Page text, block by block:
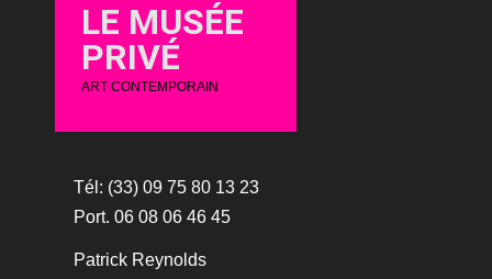
LE MUSÉE
PRIVÉ
ART CONTEMPORAIN
Tél: (33) 09 75 80 13 23
Port. 06 08 06 46 45
Patrick Reynolds